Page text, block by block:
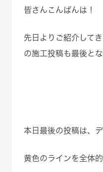
皆さんこんばんは！
先日よりご紹介して
の施工投稿も最後とな
本日最後の投稿は、
黄色のラインを全体的